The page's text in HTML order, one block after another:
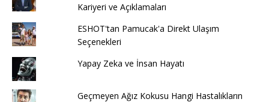
Kariyeri ve Açıklamaları
ESHOT'tan Pamucak'a Direkt Ulaşım
Seçenekleri
Yapay Zeka ve İnsan Hayatı
Geçmeyen Ağız Kokusu Hangi Hastalıkların